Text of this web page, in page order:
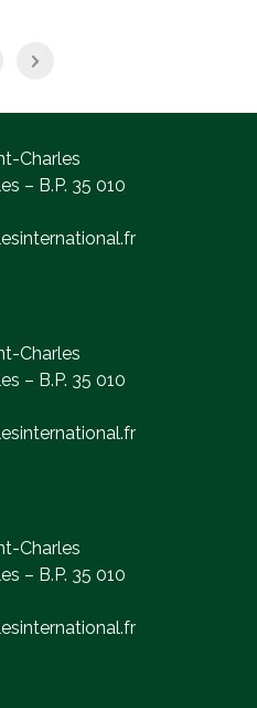
Charles
– B.P. 35 010
Charles
– B.P. 35 010
Charles
– B.P. 35 010